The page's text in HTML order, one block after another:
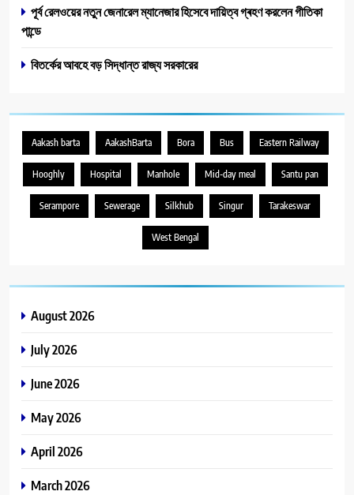
পূর্ব রেল‌ওয়ের নতুন জেনারেল ম্যানেজার হিসেবে দায়িত্ব গ্ৰহণ করলেন গীতিকা
পান্ডে
বিতর্কের আবহে বড় সিদ্ধান্ত রাজ্য সরকারের
Aakash barta AakashBarta Bora Bus Eastern Railway
Hooghly Hospital Manhole Mid-day meal Santu pan
Serampore Sewerage Silkhub Singur Tarakeswar
West Bengal
August 2026
July 2026
June 2026
May 2026
April 2026
March 2026